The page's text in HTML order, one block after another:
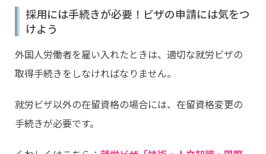
採用には手続きが必要！ビザの申請には気をつ
けよう
外国人労働者を雇い入れたときは、適切な就労ビザの
取得手続きをしなければなりません。
就労ビザ以外の在留資格の場合には、在留資格変更の
手続きが必要です。